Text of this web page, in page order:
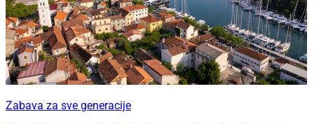
Zabava za sve generacije